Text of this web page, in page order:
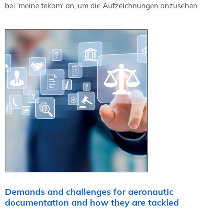
tekom-Festival
tcworld China
20.-21. Mai 2027 in Shanghai
Evolution of TC
2.-3. Juni 2026 in Sofia
FokusTag DPP
19. Juni 2026 in Wiesbaden
NORDIC TechKomm Kopenhagen
23.-24. September 2026
10.-12. November, 2026 in Stuttgart
Mitglied werden
Expertenrat
Publikationen
bei 'meine tekom' an, um die Aufzeichnungen anzusehen.
Demands and challenges for aeronautic
documentation and how they are tackled